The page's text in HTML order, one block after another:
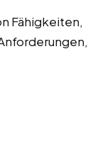
Fähigkeiten,